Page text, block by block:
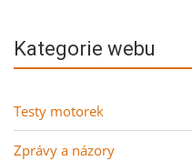
Kategorie webu
Testy motorek
Zprávy a názory